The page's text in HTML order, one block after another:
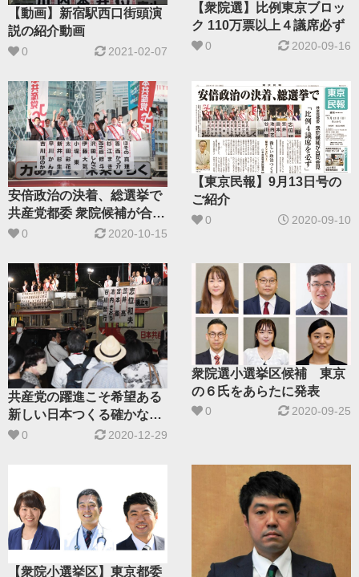
【動画】新宿駅西口街頭演
説の紹介動画
0 2021-02-07
【衆院選】比例東京ブロッ
ク 110万票以上４議席必ず
0 2020-09-16
安倍政治の決着、総選挙で
共産党都委 衆院候補が合同
会見
0 2020-10-15
【東京民報】9月13日号の
ご紹介
0 2020-09-10
共産党の躍進こそ希望ある
新しい日本つくる確かな力
／新宿駅西口で志位委員長
0 2020-12-29
衆院選小選挙区候補 東京
の６氏をあらたに発表
0 2020-09-25
【衆院小選挙区】東京都委